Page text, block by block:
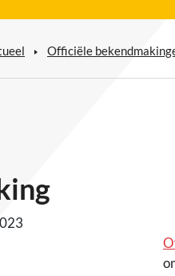
Officiële